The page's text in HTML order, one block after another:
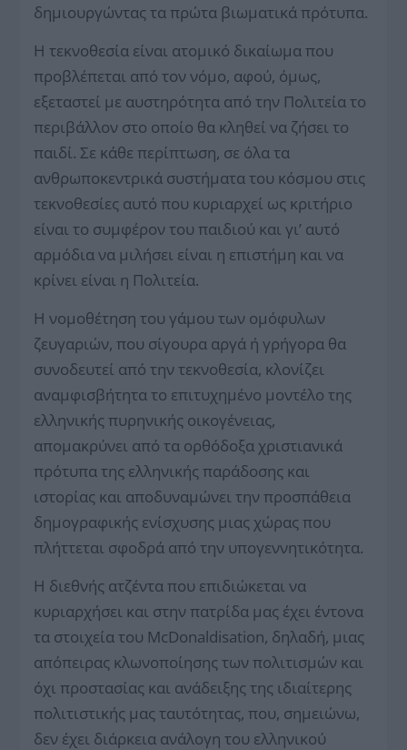
δημιουργώντας τα πρώτα βιωματικά πρότυπα.
Η τεκνοθεσία είναι ατομικό δικαίωμα που
προβλέπεται από τον νόμο, αφού, όμως,
εξεταστεί με αυστηρότητα από την Πολιτεία το
περιβάλλον στο οποίο θα κληθεί να ζήσει το
παιδί. Σε κάθε περίπτωση, σε όλα τα
ανθρωποκεντρικά συστήματα του κόσμου στις
τεκνοθεσίες αυτό που κυριαρχεί ως κριτήριο
είναι το συμφέρον του παιδιού και γι’ αυτό
αρμόδια να μιλήσει είναι η επιστήμη και να
κρίνει είναι η Πολιτεία.
Η νομοθέτηση του γάμου των ομόφυλων
ζευγαριών, που σίγουρα αργά ή γρήγορα θα
συνοδευτεί από την τεκνοθεσία, κλονίζει
αναμφισβήτητα το επιτυχημένο μοντέλο της
ελληνικής πυρηνικής οικογένειας,
απομακρύνει από τα ορθόδοξα χριστιανικά
πρότυπα της ελληνικής παράδοσης και
ιστορίας και αποδυναμώνει την προσπάθεια
δημογραφικής ενίσχυσης μιας χώρας που
πλήττεται σφοδρά από την υπογεννητικότητα.
Η διεθνής ατζέντα που επιδιώκεται να
κυριαρχήσει και στην πατρίδα μας έχει έντονα
τα στοιχεία του McDonaldisation, δηλαδή, μιας
απόπειρας κλωνοποίησης των πολιτισμών και
όχι προστασίας και ανάδειξης της ιδιαίτερης
πολιτιστικής μας ταυτότητας, που, σημειώνω,
δεν έχει διάρκεια ανάλογη του ελληνικού